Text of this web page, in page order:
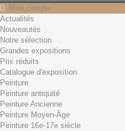
Mon compte
Contact
Français
English
Français
Actualités
Rechercher
Actualités
Nouveautés
Notre sélection
Grandes expositions
Prix réduits
Catalogue d'exposition
Peinture
Peinture antiquité
Peinture Ancienne
Peinture Moyen-Âge
Peinture 16e-17e siècle